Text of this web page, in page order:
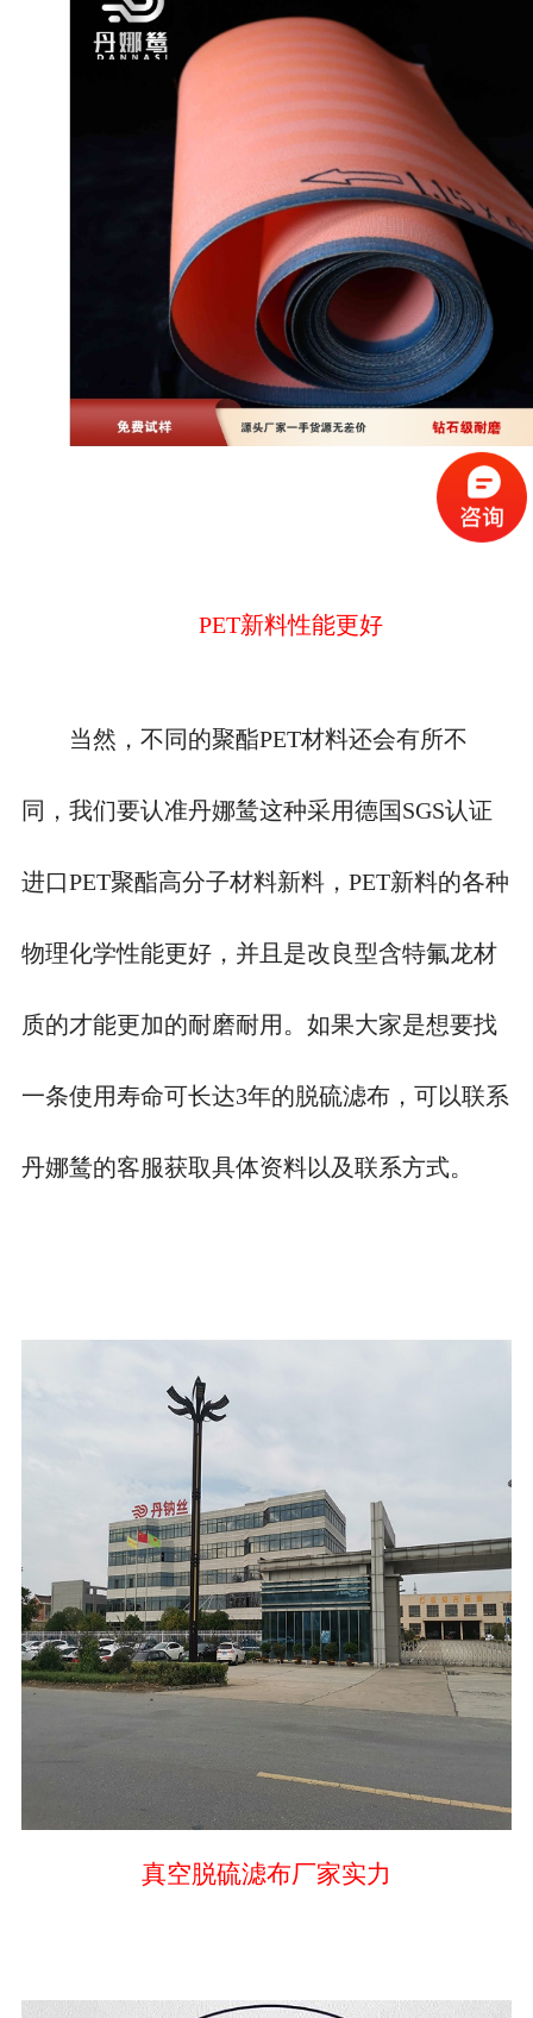
PET新料性能更好
当然，不同的聚酯PET材料还会有所不
同，我们要认准丹娜鸶这种采用德国SGS认证
进口PET聚酯高分子材料新料，PET新料的各种
物理化学性能更好，并且是改良型含特氟龙材
质的才能更加的耐磨耐用。如果大家是想要找
一条使用寿命可长达3年的脱硫滤布，可以联系
丹娜鸶的客服获取具体资料以及联系方式。
真空脱硫滤布厂家实力